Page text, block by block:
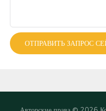
ОТПРАВИТЬ ЗАПРОС